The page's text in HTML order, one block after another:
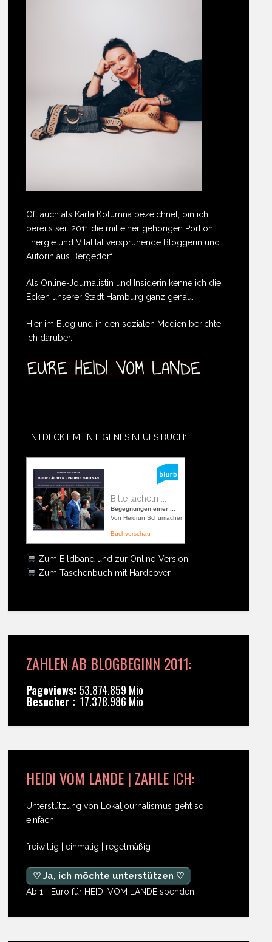
Oft auch als Karla Kolumna bezeichnet, bin ich
bereits seit 2011 die mit einer gehörigen Portion
Energie und Vitalität versprühende Bloggerin und
Autorin aus Bergedorf.
Als Online-Journalistin und Insiderin kenne ich die
Ecken unserer Stadt Hamburg ganz genau.
Hier im Blog und in den sozialen Medien berichte
ich darüber.
ENTDECKT MEIN EIGENES NEUES BUCH:
Bitte lächeln ...
Begegnungen einer ...
Von Heidrun Schumacher
Buchvorschau
Zum Bildband und zur Online-Version
Zum Taschenbuch mit Hardcover
ZAHLEN AB BLOGBEGINN 2011:
Pageviews: 53.874.859 Mio
Besucher : 17.378.986 Mio
HEIDI VOM LANDE | ZAHLE ICH:
Unterstützung von Lokaljournalismus geht so
einfach:
freiwillig | einmalig | regelmäßig
♡ Ja, ich möchte unterstützen ♡
Ab 1,- Euro für HEIDI VOM LANDE spenden!